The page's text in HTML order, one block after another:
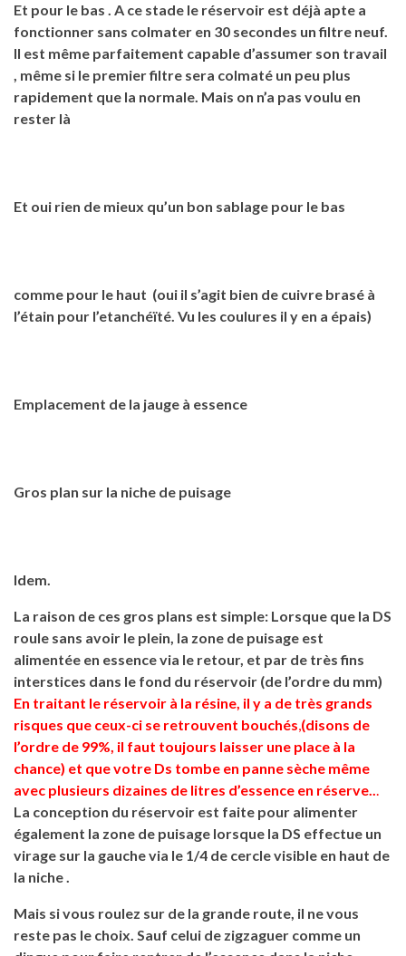
Et pour le bas . A ce stade le réservoir est déjà apte a
fonctionner sans colmater en 30 secondes un filtre neuf.
Il est même parfaitement capable d’assumer son travail
, même si le premier filtre sera colmaté un peu plus
rapidement que la normale. Mais on n’a pas voulu en
rester là
Et oui rien de mieux qu’un bon sablage pour le bas
comme pour le haut (oui il s’agit bien de cuivre brasé à
l’étain pour l’etanchéïté. Vu les coulures il y en a épais)
Emplacement de la jauge à essence
Gros plan sur la niche de puisage
Idem.
La raison de ces gros plans est simple: Lorsque que la DS
roule sans avoir le plein, la zone de puisage est
alimentée en essence via le retour, et par de très fins
interstices dans le fond du réservoir (de l’ordre du mm)
En traitant le réservoir à la résine, il y a de très grands
risques que ceux-ci se retrouvent bouchés,(disons de
l’ordre de 99%, il faut toujours laisser une place à la
chance) et que votre Ds tombe en panne sèche même
avec plusieurs dizaines de litres d’essence en réserve...
La conception du réservoir est faite pour alimenter
également la zone de puisage lorsque la DS effectue un
virage sur la gauche via le 1/4 de cercle visible en haut de
la niche .
Mais si vous roulez sur de la grande route, il ne vous
reste pas le choix. Sauf celui de zigzaguer comme un